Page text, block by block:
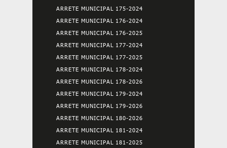
ARRETE MUNICIPAL 175-2024
ARRETE MUNICIPAL 176-2024
ARRETE MUNICIPAL 176-2025
ARRETE MUNICIPAL 177-2024
ARRETE MUNICIPAL 177-2025
ARRETE MUNICIPAL 178-2024
ARRETE MUNICIPAL 178-2026
ARRETE MUNICIPAL 179-2024
ARRETE MUNICIPAL 179-2026
ARRETE MUNICIPAL 180-2026
ARRETE MUNICIPAL 181-2024
ARRETE MUNICIPAL 181-2025